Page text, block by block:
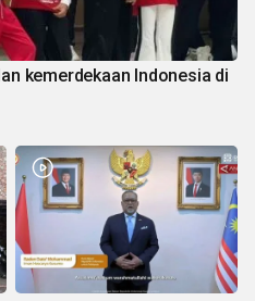
kemerdekaan Indonesia di